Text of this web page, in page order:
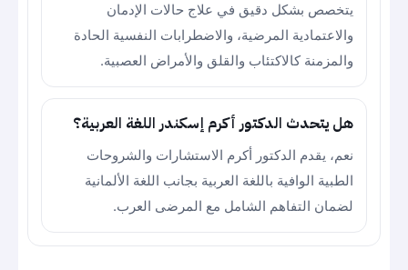
يتخصص بشكل دقيق في علاج حالات الإدمان
والاعتمادية المرضية، والاضطرابات النفسية الحادة
والمزمنة كالاكتئاب والقلق والأمراض العصبية.
هل يتحدث الدكتور أكرم إسكندر اللغة العربية؟
نعم، يقدم الدكتور أكرم الاستشارات والشروحات
الطبية الوافية باللغة العربية بجانب اللغة الألمانية
لضمان التفاهم الشامل مع المرضى العرب.